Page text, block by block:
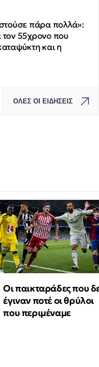
πάρα πολλά»:
55χρονο που
και η
ΟΛΕΣ ΟΙ ΕΙΔΗΣΕΙΣ
Οι παικταράδες που
έγιναν ποτέ οι θρύλοι
που περιμέναμε